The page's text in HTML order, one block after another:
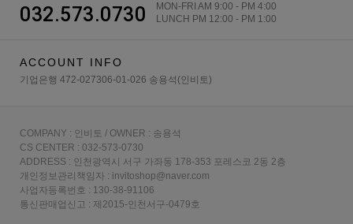
032.573.0730
MON-FRI AM 9:00 - PM 4:00
LUNCH PM 12:00 - PM 1:00
ACCOUNT INFO
기업은행 472-027306-01-026 송용석(인비토)
COMPANY : 인비토 / OWNER : 송용석
CS CENTER : 032-573-0730
ADDRESS : 인천광역시 서구 가좌동 178-353 포레스코 2동 2층
개인정보관리책임자 : invitoshop@naver.com
사업자등록번호 : 130-38-91106
통신판매업신고 : 제2015-인천서구-0479호